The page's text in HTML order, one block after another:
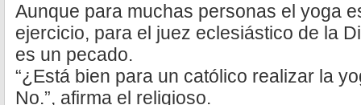
Aunque para muchas personas el yoga
ejercicio, para el juez eclesiástico de la
es un pecado.
“¿Está bien para un católico realizar la
No.”, afirma el religioso.